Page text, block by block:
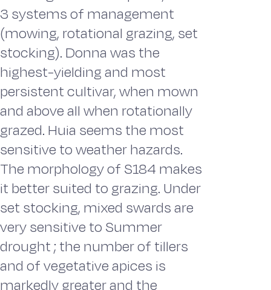
3 systems of management
(mowing, rotational grazing, set
stocking). Donna was the
highest-yielding and most
persistent cultivar, when mown
and above all when rotationally
grazed. Huia seems the most
sensitive to weather hazards.
The morphology of S184 makes
it better suited to grazing. Under
set stocking, mixed swards are
very sensitive to Summer
drought ; the number of tillers
and of vegetative apices is
markedly greater and the